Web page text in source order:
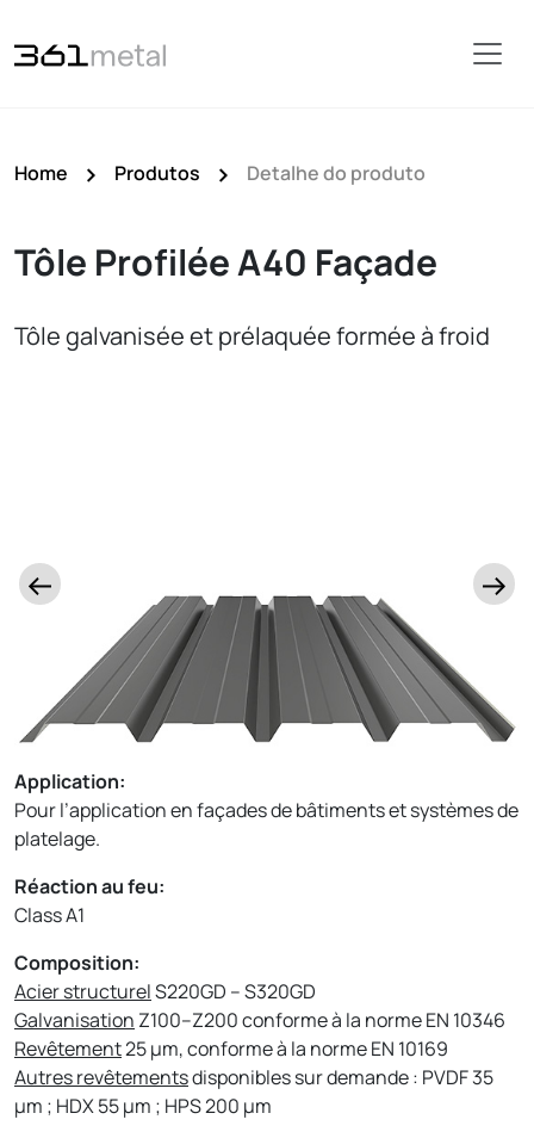
Home Produtos Detalhe do produto
Tôle Profilée A40 Façade
Tôle galvanisée et prélaquée formée à froid
Application:
Pour l’application en façades de bâtiments et systèmes de
platelage.
Réaction au feu:
Class A1
Composition:
Acier structurelS220GD – S320GD
Galvanisation Z100–Z200 conforme à la norme EN 10346
Revêtement25 µm, conforme à la norme EN 10169
Autres revêtementsdisponibles sur demande : PVDF 35
µm ; HDX 55 µm ; HPS 200 µm